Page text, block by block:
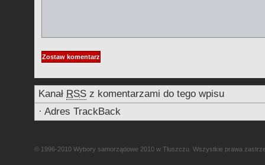
Kanał RSS z komentarzami do tego wpisu
· Adres TrackBack
© 1996-2010 Wybory samorządowe 2010 w Tłuszczu. Wszystkie prawa